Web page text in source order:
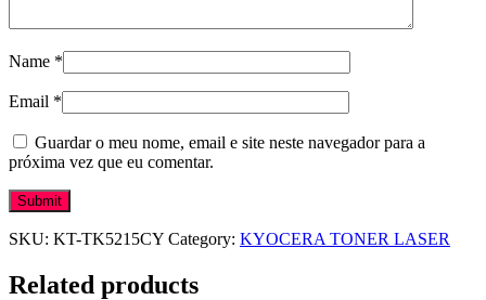
Name *
Email *
Guardar o meu nome, email e site neste navegador para a
próxima vez que eu comentar.
SKU: KT-TK5215CY Category: KYOCERA TONER LASER
Related products